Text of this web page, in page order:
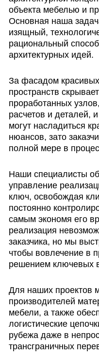
объекта мебелью и
Основная наша
изящный,
рациональный
архитектурных идей.
За фасадом
пространств
проработанных
расчетов и деталей,
могут насладиться
нюансов, зато
полной мере в
Наши специалисты
управление
ключ, освобождая
постоянно
самым экономя его
реализация
заказчика, но мы
чтобы вовлечение в
решением ключевых
Для наших проектов
производителей
мебели, а также
логистические
рубежа даже в
трансграничных